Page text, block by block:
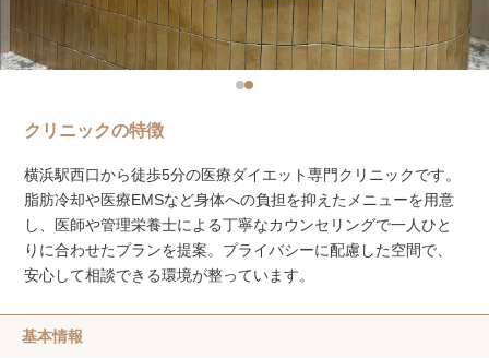
クリニックの特徴
横浜駅西口から徒歩5分の医療ダイエット専門クリニックです。
脂肪冷却や医療EMSなど身体への負担を抑えたメニューを用意
し、医師や管理栄養士による丁寧なカウンセリングで一人ひと
りに合わせたプランを提案。プライバシーに配慮した空間で、
安心して相談できる環境が整っています。
基本情報